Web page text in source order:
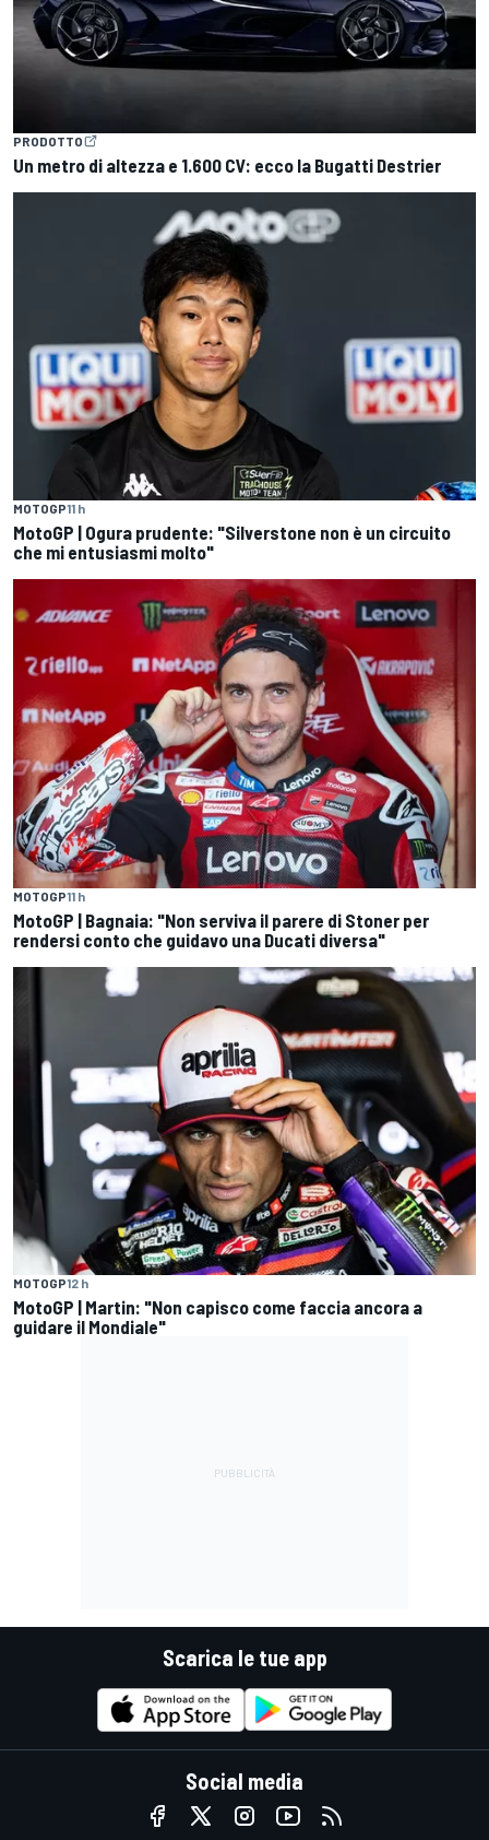
PRODOTTO
Un metro di altezza e 1.600 CV: ecco la Bugatti Destrier
MOTOGP11 h
MotoGP | Ogura prudente: "Silverstone non è un circuito
che mi entusiasmi molto"
MOTOGP11 h
MotoGP | Bagnaia: "Non serviva il parere di Stoner per
rendersi conto che guidavo una Ducati diversa"
MOTOGP12 h
MotoGP | Martin: "Non capisco come faccia ancora a
guidare il Mondiale"
Scarica le tue app
Social media